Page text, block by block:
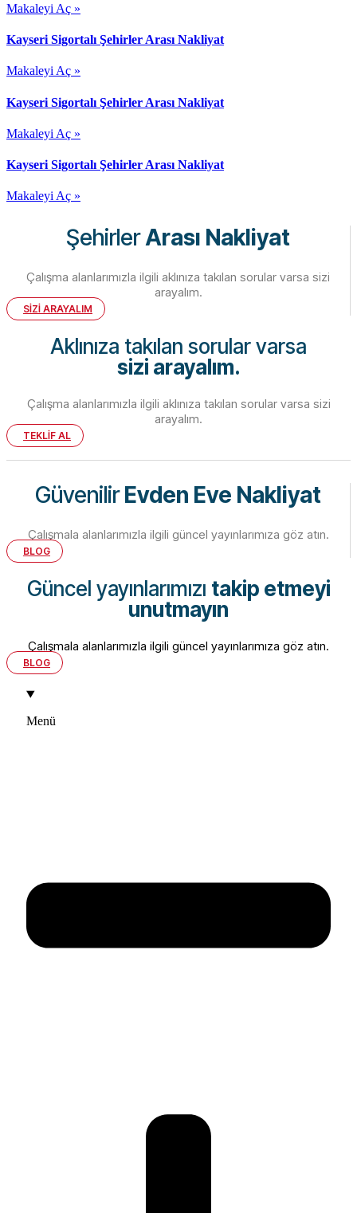
Makaleyi Aç »
Kayseri Sigortalı Şehirler Arası Nakliyat
Makaleyi Aç »
Kayseri Sigortalı Şehirler Arası Nakliyat
Makaleyi Aç »
Kayseri Sigortalı Şehirler Arası Nakliyat
Makaleyi Aç »
ŞehirlerArası Nakliyat
Çalışma alanlarımızla ilgili aklınıza takılan sorular varsa sizi
arayalım.
SİZİ ARAYALIM
Aklınıza takılan sorular varsa
sizi arayalım.
Çalışma alanlarımızla ilgili aklınıza takılan sorular varsa sizi
arayalım.
TEKLİF AL
GüvenilirEvden Eve Nakliyat
Çalışmala alanlarımızla ilgili güncel yayınlarımıza göz atın.
BLOG
Güncel yayınlarımızı takip etmeyi
unutmayın
Çalışmala alanlarımızla ilgili güncel yayınlarımıza göz atın.
BLOG
Menü